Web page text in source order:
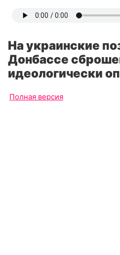
На украинские
Донбассе
идеологически
Полная версия